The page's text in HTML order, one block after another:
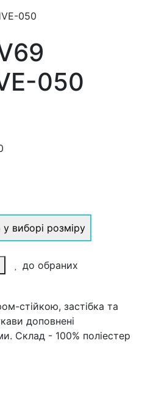
050
виборі розміру
до обраних
стійкою, застібка та
доповнені
Склад - 100% поліестер